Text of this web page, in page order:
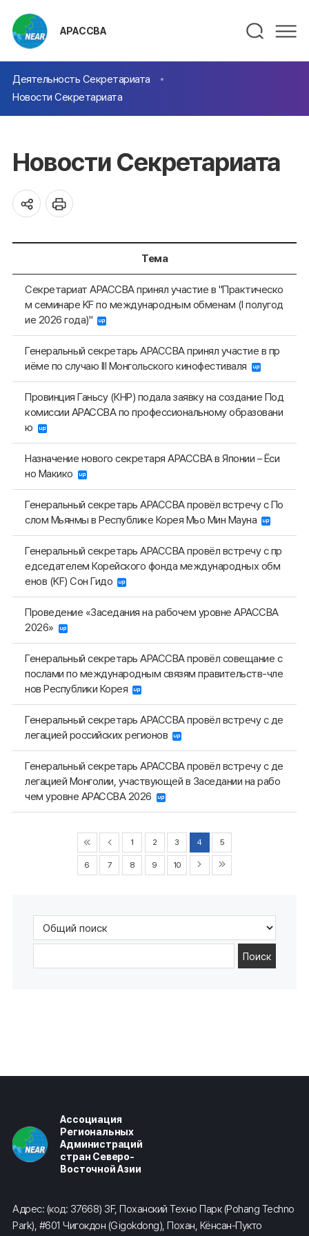
АРАССВА
Деятельность Секретариата
Новости Секретариата
Новости Секретариата
Тема
Секретариат АРАССВА принял участие в "Практическо
м семинаре KF по международным обменам (I полугод
ие 2026 года)"
Генеральный секретарь АРАССВА принял участие в пр
иёме по случаю III Монгольского кинофестиваля
Провинция Ганьсу (КНР) подала заявку на создание Под
комиссии АРАССВА по профессиональному образовани
ю
Назначение нового секретаря АРАССВА в Японии – Ёси
но Макико
Генеральный секретарь АРАССВА провёл встречу с По
слом Мьянмы в Республике Корея Мьо Мин Мауна
Генеральный секретарь АРАССВА провёл встречу с пр
едседателем Корейского фонда международных обм
енов (KF) Сон Гидо
Проведение «Заседания на рабочем уровне АРАССВА
2026»
Генеральный секретарь АРАССВА провёл совещание с
послами по международным связям правительств-чле
нов Республики Корея
Генеральный секретарь АРАССВА провёл встречу с де
легацией российских регионов
Генеральный секретарь АРАССВА провёл встречу с де
легацией Монголии, участвующей в Заседании на рабо
чем уровне АРАССВА 2026
1 2 3 4 5
6 7 8 9 10
Поиск
Ассоциация
Региональных
Администраций
стран Северо-
Восточной Азии
Адрес: (код: 37668) 3F, Поханский Техно Парк (Pohang Techno
Park), #601 Чигокдон (Gigokdong), Похан, Кёнсан-Пукто